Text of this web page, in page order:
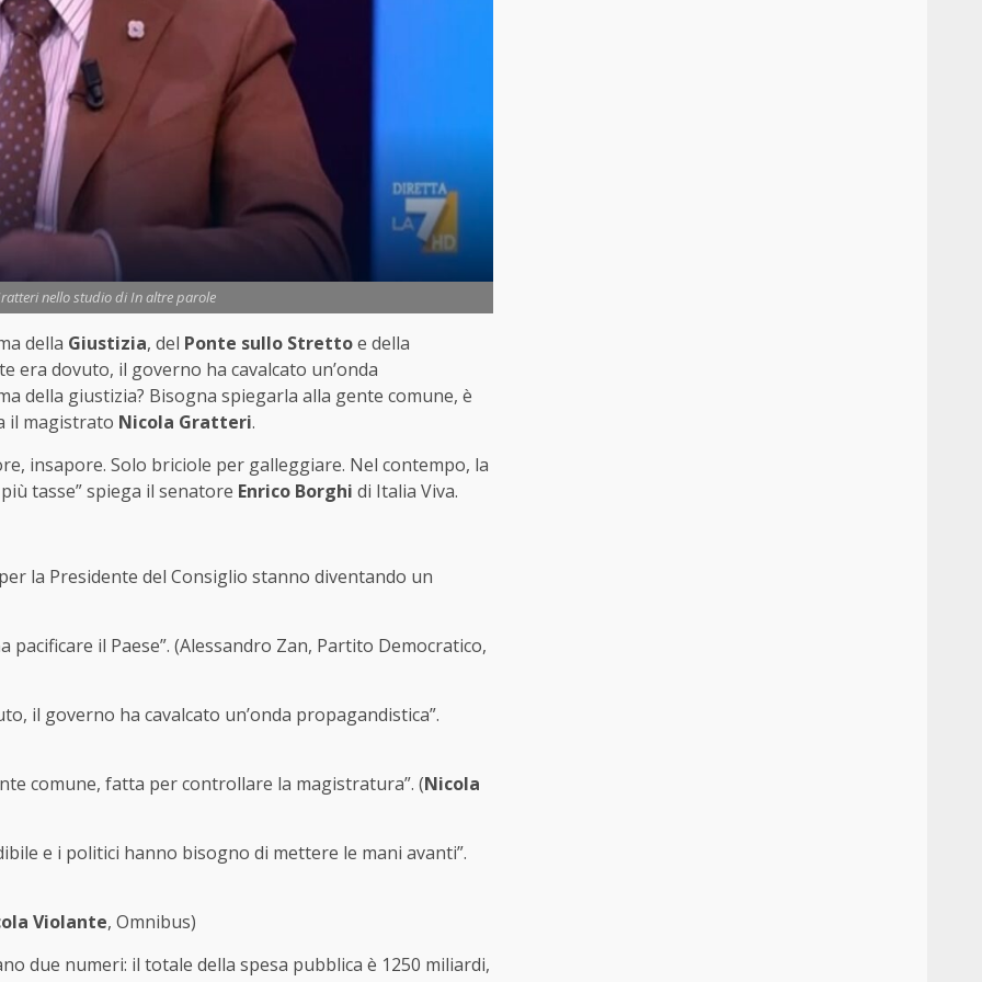
nello studio di In altre parole
della Giustizia, del Ponte sullo Strettoe della
era dovuto, il governo ha cavalcato un’onda
della giustizia? Bisogna spiegarla alla gente comune, è
il magistrato Nicola Gratteri.
insapore. Solo briciole per galleggiare. Nel contempo, la
tasse” spiega il senatore Enrico Borghi di Italia Viva.
la Presidente del Consiglio stanno diventando un
il Paese”. (Alessandro Zan, Partito Democratico,
il governo ha cavalcato un’onda propagandistica”.
comune, fatta per controllare la magistratura”. (Nicola
e i politici hanno bisogno di mettere le mani avanti”.
Violante, Omnibus)
due numeri: il totale della spesa pubblica è 1250 miliardi,